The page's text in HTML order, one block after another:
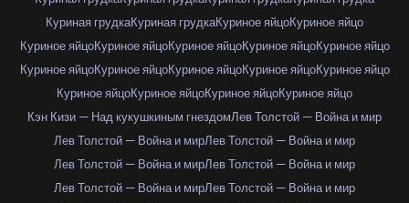
Куриная грудкаКуриная грудкаКуриное яйцоКуриное яйцо
Куриное яйцоКуриное яйцоКуриное яйцоКуриное яйцоКуриное яйцо
Куриное яйцоКуриное яйцоКуриное яйцоКуриное яйцоКуриное яйцо
Куриное яйцоКуриное яйцоКуриное яйцоКуриное яйцо
Кэн Кизи — Над кукушкиным гнездомЛев Толстой — Война и мир
Лев Толстой — Война и мирЛев Толстой — Война и мир
Лев Толстой — Война и мирЛев Толстой — Война и мир
Лев Толстой — Война и мирЛев Толстой — Война и мир